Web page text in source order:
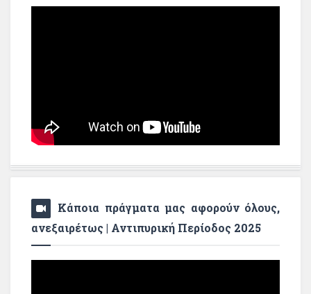
Κάποια πράγματα μας αφορούν όλους,
ανεξαιρέτως | Αντιπυρική Περίοδος 2025